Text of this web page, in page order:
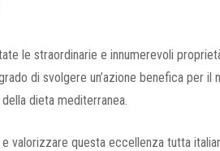
le straordinarie e innumerevoli
di svolgere un’azione benefica per il
dieta mediterranea.
valorizzare questa eccellenza tutta